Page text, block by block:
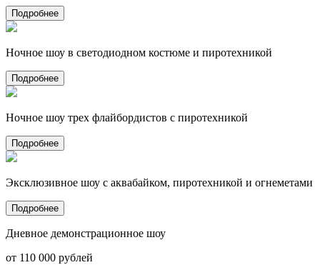
Подробнее
Ночное шоу в светодиодном костюме и пиротехникой
Подробнее
Ночное шоу трех флайбордистов с пиротехникой
Подробнее
Эксклюзивное шоу с аквабайком, пиротехникой и огнеметами
Подробнее
Дневное демонстрационное шоу
от 110 000 рублей